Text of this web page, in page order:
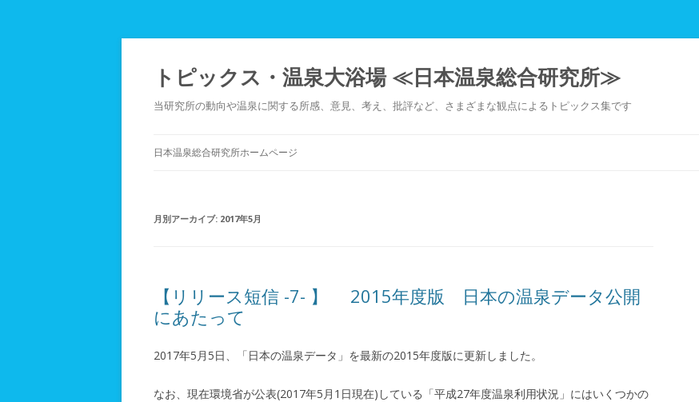
トピックス・温泉大浴場 ≪日本温泉総合研究所≫
当研究所の動向や温泉に関する所感、意見、考え、批評など、さまざまな観点によるトピックス集です
日本温泉総合研究所ホームページ
月別アーカイブ: 2017年5月
【リリース短信 -7- 】 2015年度版 日本の温泉データ公開
にあたって
2017年5月5日、「日本の温泉データ」を最新の2015年度版に更新しました。
なお、現在環境省が公表(2017年5月1日現在)している「平成27年度温泉利用状況」にはいくつかの